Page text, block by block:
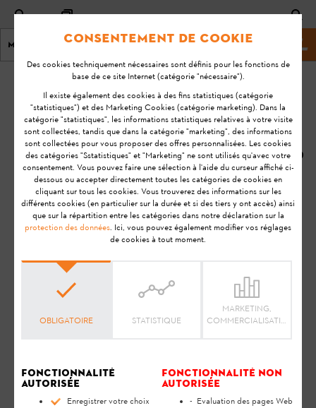
Menu Site marchand
KA-01023
Comment dois-je
procéder pour
mettre au rebut
l'iMOW® ?
Dernière
mise à
jour
10/11/2020
FAQ
Résolution des problèmes
l'utilisation, de le mettre en service, de le nettoyer, de le
transporter, de le stocker, de l'entretenir, de le réparer, de le
dépanner ou de l'éliminer, veuillez lire attentivement leManuel
. Le manuel d'utilisation contient des consignes de
sécurité et vous aide à utiliser votre produit STIHL en toute
Adressez-vous au centre de recyclage ou à votre
revendeur spécialisé STIHL pour connaître la
Consentement de cookie
Des cookies techniquement nécessaires sont définis pour les fonctions de
base de ce site Internet (catégorie "nécessaire").
Il existe également des cookies à des fins statistiques (catégorie
"statistiques") et des Marketing Cookies (catégorie marketing). Dans la
catégorie "statistiques", les informations statistiques relatives à votre visite
sont collectées, tandis que dans la catégorie "marketing", des informations
sont collectées pour vous proposer des offres personnalisées. Les cookies
des catégories "Sstatistiques" et "Marketing" ne sont utilisés qu'avec votre
consentement. Vous pouvez faire une sélection à l'aide du curseur affiché ci-
dessous ou accepter directement toutes les catégories de cookies en
cliquant sur tous les cookies. Vous trouverez des informations sur les
différents cookies (en particulier sur la durée et si des tiers y ont accès) ainsi
que sur la répartition entre les catégories dans notre déclaration sur la
protection des données. Ici, vous pouvez également modifier vos réglages
de cookies à tout moment.
OBLIGATOIRE STATISTIQUE
MARKETING,
COMMERCIALISATION
Fonctionnalité
autorisée
Enregistrer votre choix
Fonctionnalité non
autorisée
Evaluation des pages Web